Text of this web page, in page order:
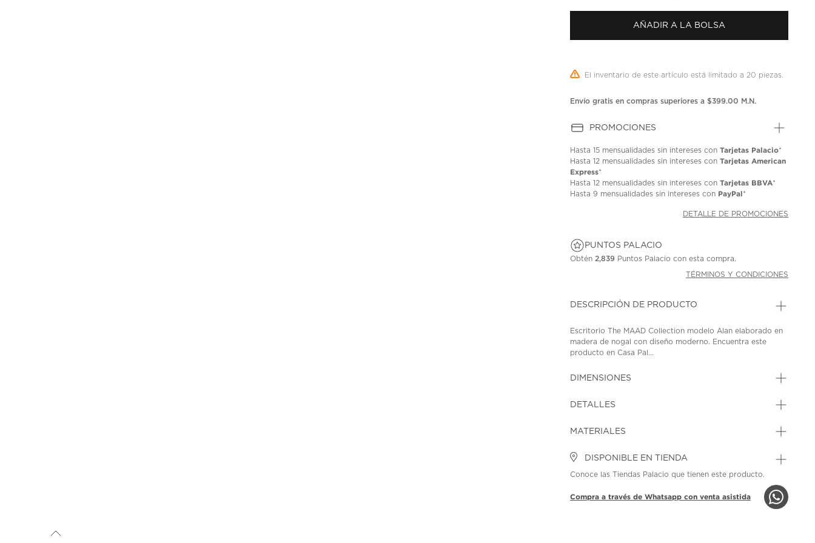
1
Enlace
en
AÑADIR A LA BOLSA
El inventario de este artículo está limitado a 20 piezas.
Envío gratis en compras superiores a $399.00 M.N.
PROMOCIONES
Hasta15 mensualidades sin intereses conTarjetas Palacio*
Hasta12 mensualidades sin intereses conTarjetas American
Express*
Hasta12 mensualidades sin intereses conTarjetas BBVA*
Hasta9 mensualidades sin intereses con PayPal*
DETALLE DE PROMOCIONES
PUNTOS PALACIO
Obtén 2,839 Puntos Palacio con esta compra.
TÉRMINOS Y CONDICIONES
DESCRIPCIÓN DE PRODUCTO
Escritorio The MAAD Collection modelo Alan elaborado en
madera de nogal con diseño moderno. Encuentra este
producto en Casa Pal...
DIMENSIONES
DETALLES
MATERIALES
DISPONIBLE EN TIENDA
Conoce las Tiendas Palacio que tienen este producto.
Compra a través de Whatsapp con venta asistida